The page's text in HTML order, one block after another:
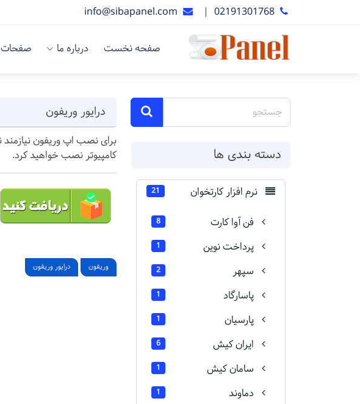
02191301768
|
info@sibapanel.com
صفحه نخست درباره ما صفحات
دسته بندی ها
نرم افزار کارتخوان 21
فن آوا کارت 8
پرداخت نوین 1
سپهر 2
پاسارگاد 1
پارسیان 1
ایران کیش 6
سامان کیش 1
دماوند 1
درایور وریفون
کامپیوتر نصب خواهید کرد.
وریفون درایور وریفون